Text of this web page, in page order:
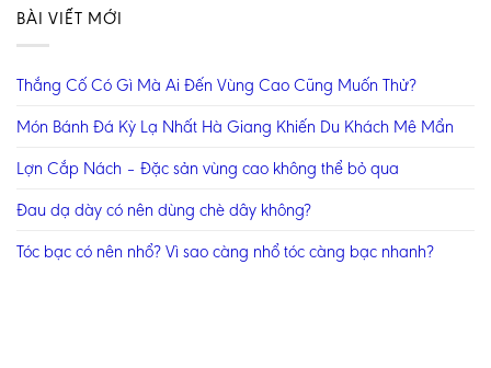
BÀI VIẾT MỚI
Thắng Cố Có Gì Mà Ai Đến Vùng Cao Cũng Muốn Thử?
Món Bánh Đá Kỳ Lạ Nhất Hà Giang Khiến Du Khách Mê Mẩn
Lợn Cắp Nách – Đặc sản vùng cao không thể bỏ qua
Đau dạ dày có nên dùng chè dây không?
Tóc bạc có nên nhổ? Vì sao càng nhổ tóc càng bạc nhanh?